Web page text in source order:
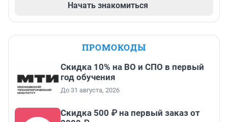
Начать знакомиться
ПРОМОКОДЫ
Скидка 10% на ВО и СПО в первый
год обучения
До 31 августа, 2026
Скидка 500 ₽ на первый заказ от